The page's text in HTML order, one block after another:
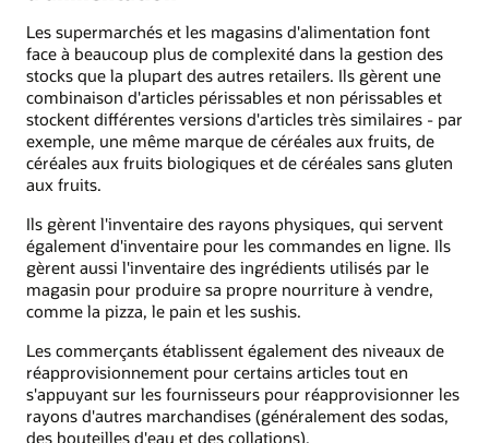
Les supermarchés et les magasins d'alimentation font
face à beaucoup plus de complexité dans la gestion des
stocks que la plupart des autres retailers. Ils gèrent une
combinaison d'articles périssables et non périssables et
stockent différentes versions d'articles très similaires - par
exemple, une même marque de céréales aux fruits, de
céréales aux fruits biologiques et de céréales sans gluten
aux fruits.
Ils gèrent l'inventaire des rayons physiques, qui servent
également d'inventaire pour les commandes en ligne. Ils
gèrent aussi l'inventaire des ingrédients utilisés par le
magasin pour produire sa propre nourriture à vendre,
comme la pizza, le pain et les sushis.
Les commerçants établissent également des niveaux de
réapprovisionnement pour certains articles tout en
s'appuyant sur les fournisseurs pour réapprovisionner les
rayons d'autres marchandises (généralement des sodas,
des bouteilles d'eau et des collations).